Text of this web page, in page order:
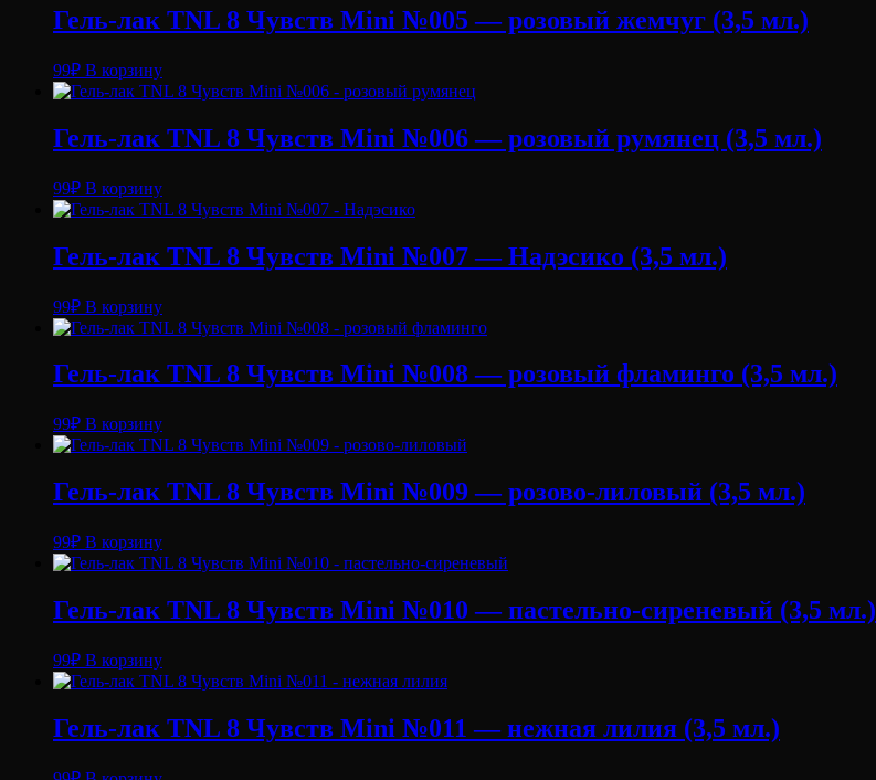
Гель-лак TNL 8 Чувств Mini №005 — розовый жемчуг (3,5 мл.)
99₽ В корзину
Гель-лак TNL 8 Чувств Mini №006 — розовый румянец (3,5 мл.)
99₽ В корзину
Гель-лак TNL 8 Чувств Mini №007 — Надэсико (3,5 мл.)
99₽ В корзину
Гель-лак TNL 8 Чувств Mini №008 — розовый фламинго (3,5 мл.)
99₽ В корзину
Гель-лак TNL 8 Чувств Mini №009 — розово-лиловый (3,5 мл.)
99₽ В корзину
Гель-лак TNL 8 Чувств Mini №010 — пастельно-сиреневый (3,5 мл.)
99₽ В корзину
Гель-лак TNL 8 Чувств Mini №011 — нежная лилия (3,5 мл.)